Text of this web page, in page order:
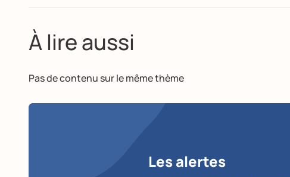
À lire aussi
Pas de contenu sur le même thème
Les alertes